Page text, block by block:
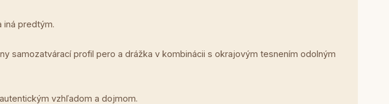
iná predtým.
samozatvárací profil pero a drážka v kombinácii s okrajovým tesnením odolným
vzhľadom a dojmom.